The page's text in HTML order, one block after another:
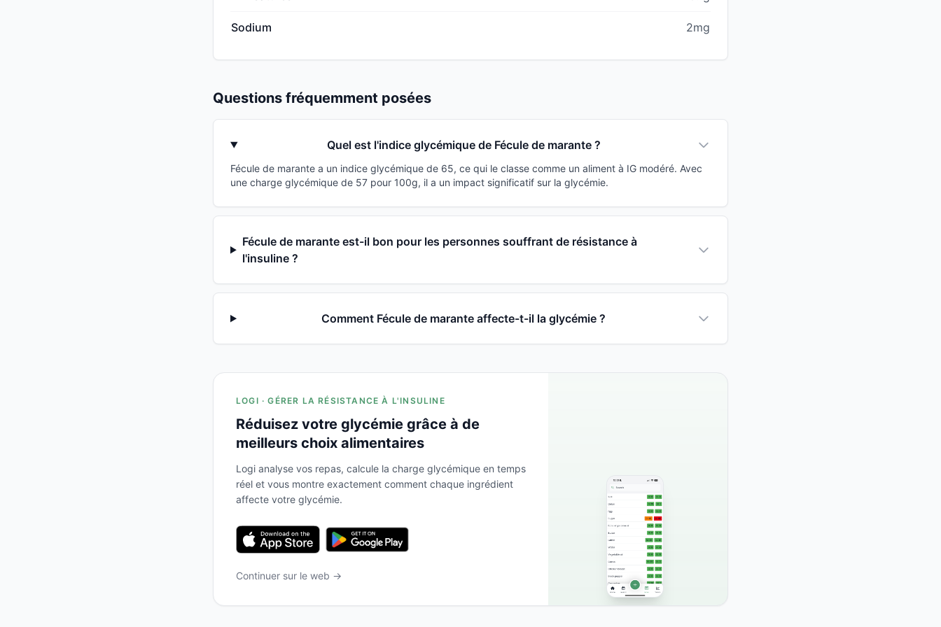
Sodium 2mg
Questions fréquemment posées
Quel est l'indice glycémique de Fécule de marante ?
Fécule de marante a un indice glycémique de 65, ce qui le classe comme un aliment à IG modéré. Avec
une charge glycémique de 57 pour 100g, il a un impact significatif sur la glycémie.
Fécule de marante est-il bon pour les personnes souffrant de résistance à
l'insuline ?
Comment Fécule de marante affecte-t-il la glycémie ?
LOGI · GÉRER LA RÉSISTANCE À L'INSULINE
Réduisez votre glycémie grâce à de
meilleurs choix alimentaires
Logi analyse vos repas, calcule la charge glycémique en temps
réel et vous montre exactement comment chaque ingrédient
affecte votre glycémie.
Continuer sur le web →